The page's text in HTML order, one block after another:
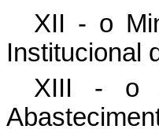
XII - o
Institucional
XIII - o